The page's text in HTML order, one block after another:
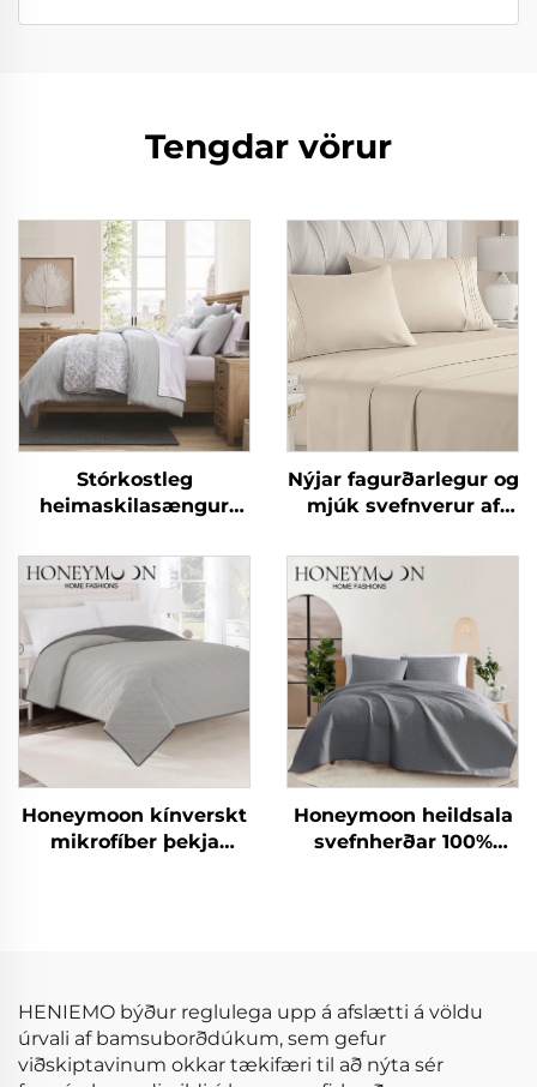
Tengdar vörur
Stórkostleg
heimaskilasængur
skjalasængur
Nýjar fagurðarlegur og
mjúk svefnverur af
bómull 90gsm
fyrirheituð ólíkind
svefnverur fyrir allar
Honeymoon kínverskt
mikrofíber þekja
Honeymoon heildsala
svefnherðar 100%
HENIEMO býður reglulega upp á afslætti á völdu
úrvali af bamsuborðdúkum, sem gefur
viðskiptavinum okkar tækifæri til að nýta sér